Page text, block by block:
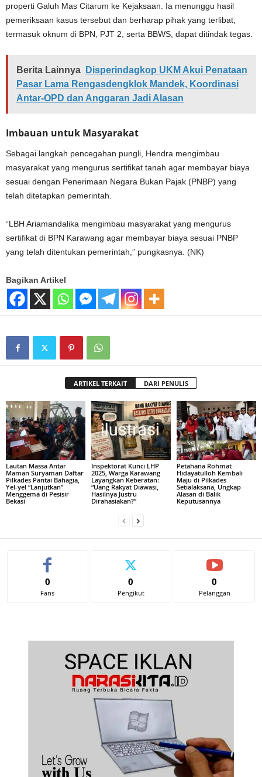
properti Galuh Mas Citarum ke Kejaksaan. Ia menunggu hasil
pemeriksaan kasus tersebut dan berharap pihak yang terlibat,
termasuk oknum di BPN, PJT 2, serta BBWS, dapat ditindak tegas.
Berita Lainnya
Disperindagkop UKM Akui Penataan
Pasar Lama Rengasdengklok Mandek, Koordinasi
Antar-OPD dan Anggaran Jadi Alasan
Imbauan untuk Masyarakat
Sebagai langkah pencegahan pungli, Hendra mengimbau
masyarakat yang mengurus sertifikat tanah agar membayar biaya
sesuai dengan Penerimaan Negara Bukan Pajak (PNBP) yang
telah ditetapkan pemerintah.
“LBH Ariamandalika mengimbau masyarakat yang mengurus
sertifikat di BPN Karawang agar membayar biaya sesuai PNBP
yang telah ditentukan pemerintah,” pungkasnya. (NK)
Bagikan Artikel
ARTIKEL TERKAIT DARI PENULIS
Lautan Massa Antar
Maman Suryaman Daftar
Pilkades Pantai Bahagia,
Yel-yel “Lanjutkan”
Menggema di Pesisir
Bekasi
Inspektorat Kunci LHP
2025, Warga Karawang
Layangkan Keberatan:
“Uang Rakyat Diawasi,
Hasilnya Justru
Dirahasiakan?”
Petahana Rohmat
Hidayatulloh Kembali
Maju di Pilkades
Setialaksana, Ungkap
Alasan di Balik
Keputusannya
0
Fans
0
Pengikut
0
Pelanggan